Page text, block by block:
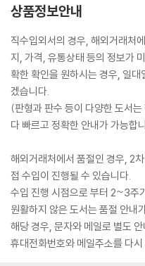
상품정보안내
직수입외서의 경우, 해외거래처
지, 가격, 유통상태 등의 정보가
확한 확인을 원하시는 경우, 일
겠습니다.
(판형과 판수 등이 다양한 도서
다 빠르고 정확한 안내가 가능합
해외거래처에서 품절인 경우, 2
접 수입이 진행될 수 있습니다.
수입 진행 시점으로 부터 2~3주
원활하지 않은 도서는 품절 안내
해당 경우, 문자와 메일로 별도
휴대전화번호와 메일주소를 다